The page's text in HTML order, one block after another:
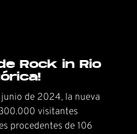
Rock in Rio
de 2024, la nueva
visitantes
procedentes de 106